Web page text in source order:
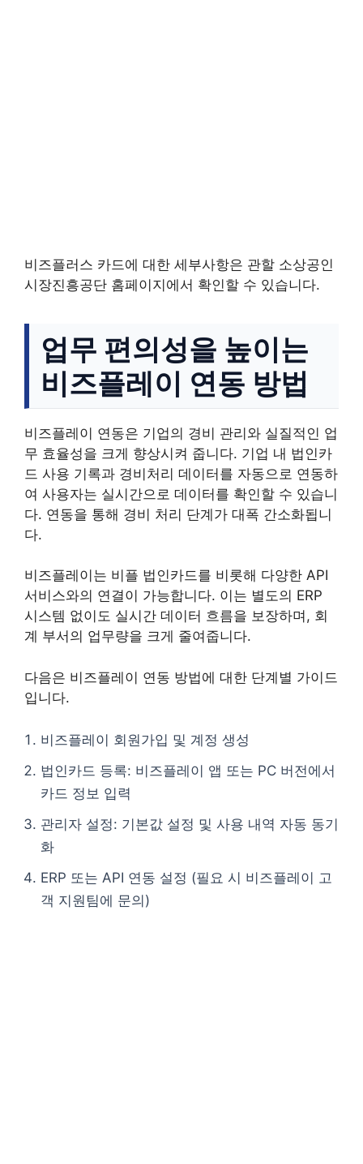
비즈플러스 카드에 대한 세부사항은 관할 소상공인
시장진흥공단 홈페이지에서 확인할 수 있습니다.
업무 편의성을 높이는
비즈플레이 연동 방법
비즈플레이 연동은 기업의 경비 관리와 실질적인 업
무 효율성을 크게 향상시켜 줍니다. 기업 내 법인카
드 사용 기록과 경비처리 데이터를 자동으로 연동하
여 사용자는 실시간으로 데이터를 확인할 수 있습니
다. 연동을 통해 경비 처리 단계가 대폭 간소화됩니
다.
비즈플레이는 비플 법인카드를 비롯해 다양한 API
서비스와의 연결이 가능합니다. 이는 별도의 ERP
시스템 없이도 실시간 데이터 흐름을 보장하며, 회
계 부서의 업무량을 크게 줄여줍니다.
다음은 비즈플레이 연동 방법에 대한 단계별 가이드
입니다.
비즈플레이 회원가입 및 계정 생성
법인카드 등록: 비즈플레이 앱 또는 PC 버전에서
카드 정보 입력
관리자 설정: 기본값 설정 및 사용 내역 자동 동기
화
ERP 또는 API 연동 설정 (필요 시 비즈플레이 고
객 지원팀에 문의)